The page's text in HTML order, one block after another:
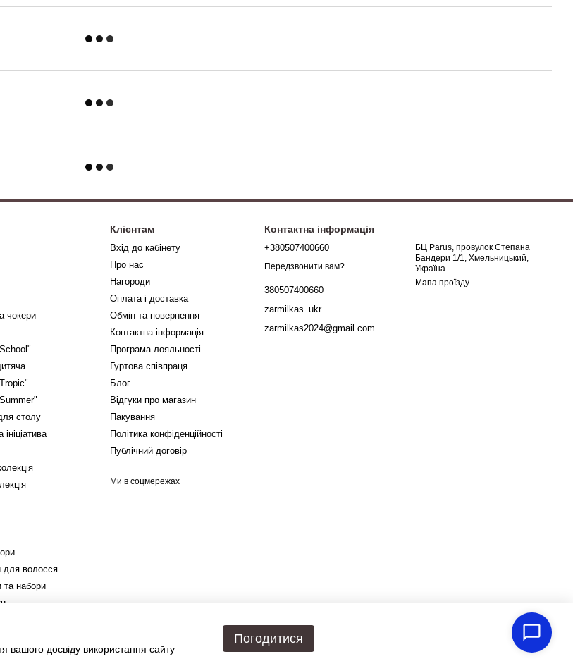
чокери
столу
ініціатива
для волосся
та набори
Клієнтам
Вхід до кабінету
Про нас
Нагороди
Оплата і доставка
Обмін та повернення
Контактна інформація
Програма лояльності
Гуртова співпраця
Блог
Відгуки про магазин
Пакування
Політика конфіденційності
Публічний договір
Ми в соцмережах
Контактна інформація
+380507400660
Передзвонити вам?
380507400660
zarmilkas_ukr
zarmilkas2024@gmail.com
БЦ Parus, провулок Степана
Бандери 1/1, Хмельницький,
Україна
Мапа проїзду
вашого досвіду використання сайту
Погодитися